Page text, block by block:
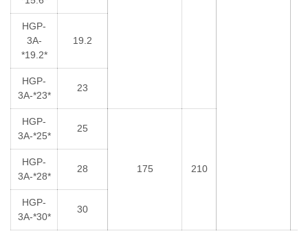
HGP-
3A-
*19.2*
19.2
HGP-
3A-*23*
23
HGP-
3A-*25*
25
175 210
HGP-
3A-*28*
28
HGP-
3A-*30*
30